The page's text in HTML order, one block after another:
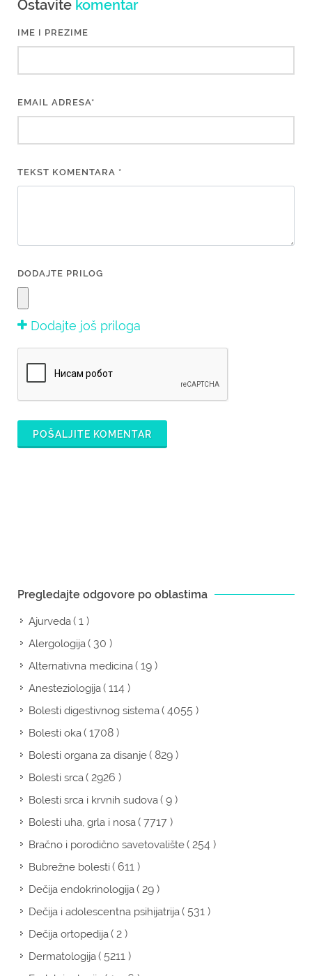
Ostavite komentar
IME I PREZIME
EMAIL ADRESA*
TEKST KOMENTARA *
DODAJTE PRILOG
Dodajte još priloga
POŠALJITE KOMENTAR
Pregledajte odgovore po oblastima
Ajurveda( 1 )
Alergologija( 30 )
Alternativna medicina( 19 )
Anesteziologija( 114 )
Bolesti digestivnog sistema( 4055 )
Bolesti oka( 1708 )
Bolesti organa za disanje( 829 )
Bolesti srca( 2926 )
Bolesti srca i krvnih sudova( 9 )
Bolesti uha, grla i nosa( 7717 )
Bračno i porodično savetovalište( 254 )
Bubrežne bolesti( 611 )
Dečija endokrinologija( 29 )
Dečija i adolescentna psihijatrija( 531 )
Dečija ortopedija( 2 )
Dermatologija( 5211 )